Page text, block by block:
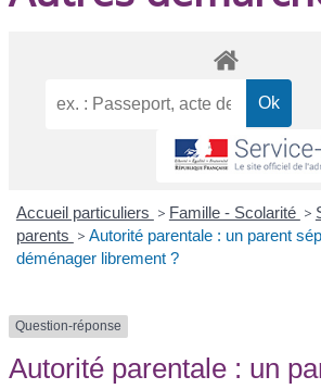
Accueil particuliers > Famille - Scolarité >
parents > Autorité parentale : un parent
déménager librement ?
Question-réponse
Autorité parentale : un